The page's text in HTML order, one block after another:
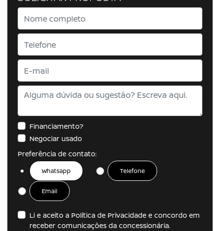
Financiamento?
Negociar usado
Preferência de contato:
Whatsapp Telefone
Email
Li e aceito a Política de Privacidade e concordo em
receber comunicações da concessionária.